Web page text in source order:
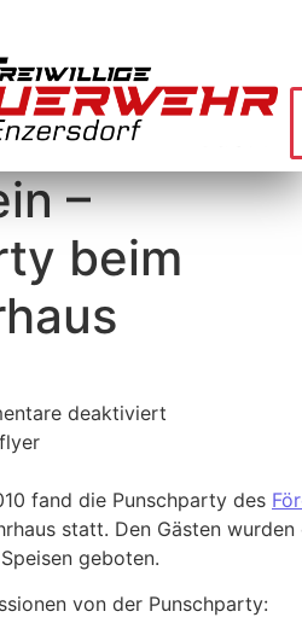
–
beim
deaktiviert
fand die Punschparty des
statt. Den Gästen
geboten.
von der Punschparty: